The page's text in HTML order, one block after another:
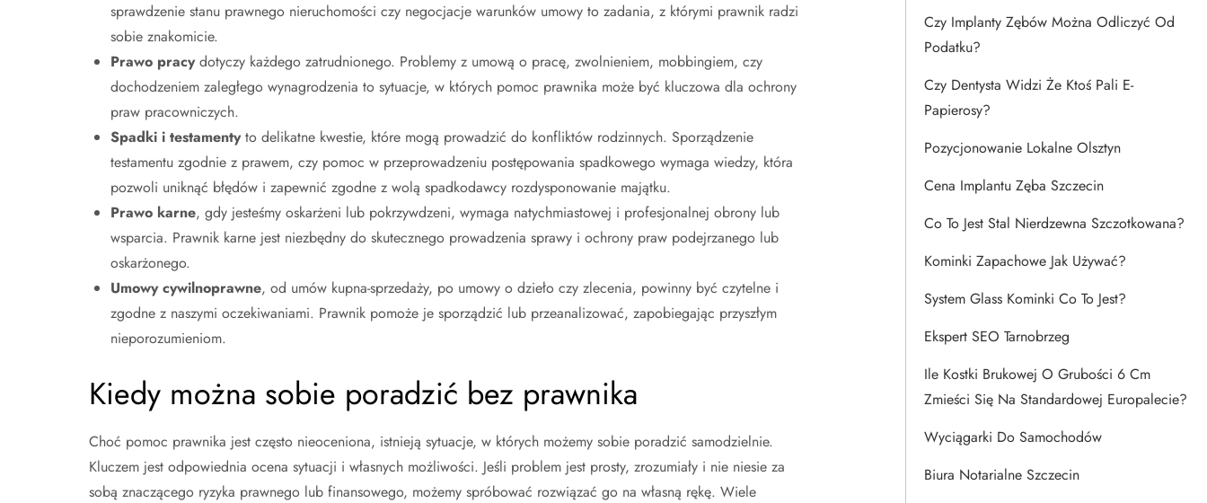
sprawdzenie stanu prawnego nieruchomości czy negocjacje warunków umowy to zadania, z którymi prawnik radzi
sobie znakomicie.
Prawo pracydotyczy każdego zatrudnionego. Problemy z umową o pracę, zwolnieniem, mobbingiem, czy
dochodzeniem zaległego wynagrodzenia to sytuacje, w których pomoc prawnika może być kluczowa dla ochrony
praw pracowniczych.
Spadki i testamentyto delikatne kwestie, które mogą prowadzić do konfliktów rodzinnych. Sporządzenie
testamentu zgodnie z prawem, czy pomoc w przeprowadzeniu postępowania spadkowego wymaga wiedzy, która
pozwoli uniknąć błędów i zapewnić zgodne z wolą spadkodawcy rozdysponowanie majątku.
Prawo karne, gdy jesteśmy oskarżeni lub pokrzywdzeni, wymaga natychmiastowej i profesjonalnej obrony lub
wsparcia. Prawnik karne jest niezbędny do skutecznego prowadzenia sprawy i ochrony praw podejrzanego lub
oskarżonego.
Umowy cywilnoprawne, od umów kupna-sprzedaży, po umowy o dzieło czy zlecenia, powinny być czytelne i
zgodne z naszymi oczekiwaniami. Prawnik pomoże je sporządzić lub przeanalizować, zapobiegając przyszłym
nieporozumieniom.
Kiedy można sobie poradzić bez prawnika
Choć pomoc prawnika jest często nieoceniona, istnieją sytuacje, w których możemy sobie poradzić samodzielnie.
Kluczem jest odpowiednia ocena sytuacji i własnych możliwości. Jeśli problem jest prosty, zrozumiały i nie niesie za
sobą znaczącego ryzyka prawnego lub finansowego, możemy spróbować rozwiązać go na własną rękę. Wiele
Czy Implanty Zębów Można Odliczyć Od
Podatku?
Czy Dentysta Widzi Że Ktoś Pali E-
Papierosy?
Pozycjonowanie Lokalne Olsztyn
Cena Implantu Zęba Szczecin
Co To Jest Stal Nierdzewna Szczotkowana?
Kominki Zapachowe Jak Używać?
System Glass Kominki Co To Jest?
Ekspert SEO Tarnobrzeg
Ile Kostki Brukowej O Grubości 6 Cm
Zmieści Się Na Standardowej Europalecie?
Wyciągarki Do Samochodów
Biura Notarialne Szczecin